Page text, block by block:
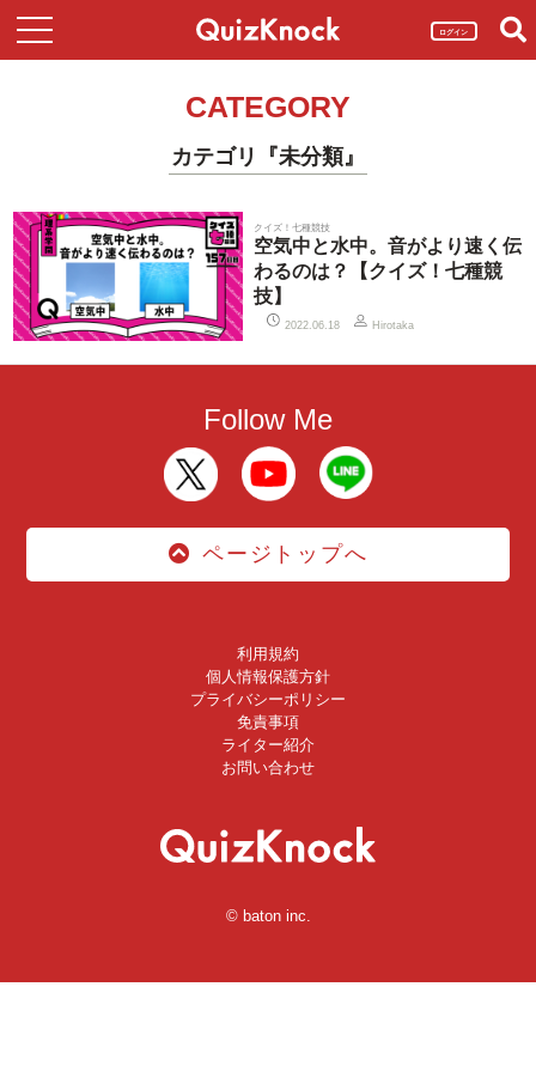
ログイン
CATEGORY
カテゴリ『未分類』
クイズ！七種競技
空気中と水中。音がより速く伝
わるのは？【クイズ！七種競
技】
2022.06.18 Hirotaka
Follow Me
ページトップへ
利用規約
個人情報保護方針
プライバシーポリシー
免責事項
ライター紹介
お問い合わせ
© baton inc.